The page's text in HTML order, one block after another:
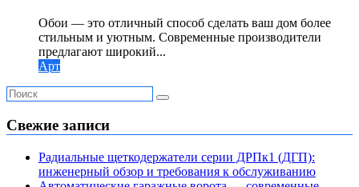
Обои — это отличный способ сделать ваш дом более
стильным и уютным. Современные производители
предлагают широкий...
Арт
Свежие записи
Радиальные щеткодержатели серии ДРПк1 (ДГП):
инженерный обзор и требования к обслуживанию